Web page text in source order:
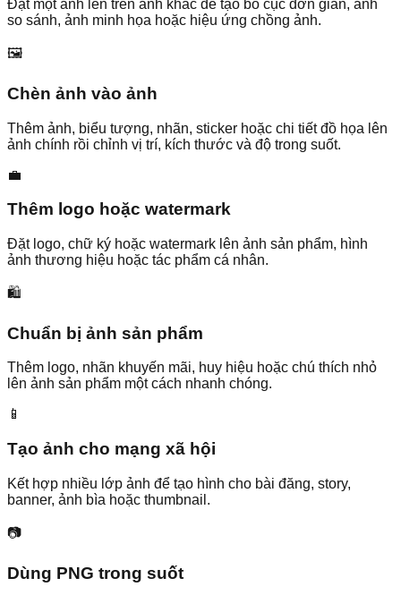
Đặt một ảnh lên trên ảnh khác để tạo bố cục đơn giản, ảnh
so sánh, ảnh minh họa hoặc hiệu ứng chồng ảnh.
🖼️
Chèn ảnh vào ảnh
Thêm ảnh, biểu tượng, nhãn, sticker hoặc chi tiết đồ họa lên
ảnh chính rồi chỉnh vị trí, kích thước và độ trong suốt.
💼
Thêm logo hoặc watermark
Đặt logo, chữ ký hoặc watermark lên ảnh sản phẩm, hình
ảnh thương hiệu hoặc tác phẩm cá nhân.
🛍️
Chuẩn bị ảnh sản phẩm
Thêm logo, nhãn khuyến mãi, huy hiệu hoặc chú thích nhỏ
lên ảnh sản phẩm một cách nhanh chóng.
📱
Tạo ảnh cho mạng xã hội
Kết hợp nhiều lớp ảnh để tạo hình cho bài đăng, story,
banner, ảnh bìa hoặc thumbnail.
📷
Dùng PNG trong suốt